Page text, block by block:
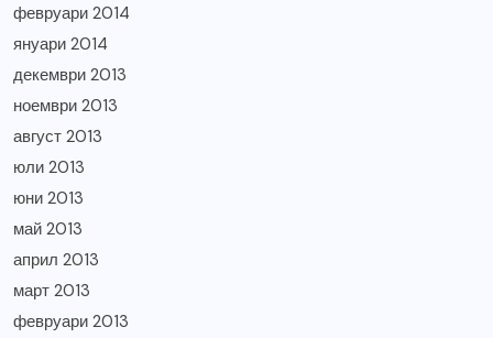
февруари 2014
януари 2014
декември 2013
ноември 2013
август 2013
юли 2013
юни 2013
май 2013
април 2013
март 2013
февруари 2013